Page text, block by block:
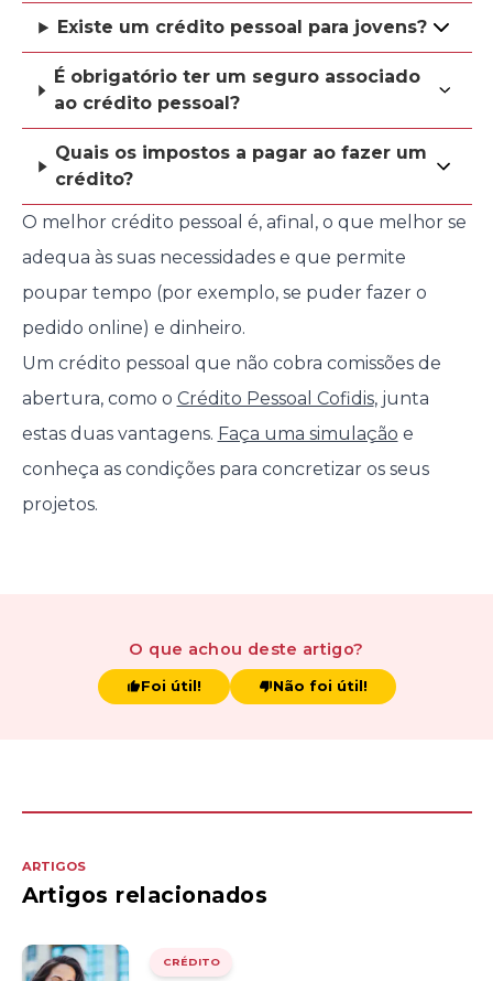
Existe um crédito pessoal para jovens?
É obrigatório ter um seguro associado
ao crédito pessoal?
Quais os impostos a pagar ao fazer um
crédito?
O melhor crédito pessoal é, afinal, o que melhor se
adequa às suas necessidades e que permite
poupar tempo (por exemplo, se puder fazer o
pedido online) e dinheiro.
Um crédito pessoal que não cobra comissões de
abertura, como o Crédito Pessoal Cofidis, junta
estas duas vantagens. Faça uma simulação e
conheça as condições para concretizar os seus
projetos.
O que achou deste artigo?
Foi útil! Não foi útil!
ARTIGOS
Artigos relacionados
CRÉDITO